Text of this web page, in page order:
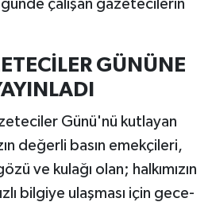
günde çalışan gazetecilerin
GÜNÜNE
Günü'nü kutlayan
değerli basın emekçileri,
ve kulağı olan; halkımızın
bilgiye ulaşması için gece-